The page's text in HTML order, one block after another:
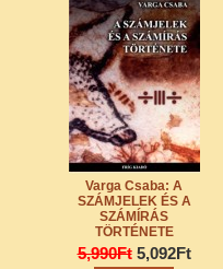
Varga Csaba: A
SZÁMJELEK ÉS A
SZÁMÍRÁS
TÖRTÉNETE
5,990Ft 5,092Ft